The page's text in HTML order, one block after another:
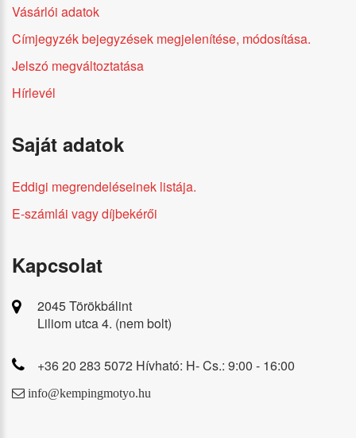
Vásárlói adatok
Címjegyzék bejegyzések megjelenítése, módosítása.
Jelszó megváltoztatása
Hírlevél
Saját adatok
Eddigi megrendeléseinek listája.
E-számlái vagy díjbekérői
Kapcsolat
2045 Törökbálint
Liliom utca 4. (nem bolt)
+36 20 283 5072 Hívható: H- Cs.: 9:00 - 16:00
info@kempingmotyo.hu